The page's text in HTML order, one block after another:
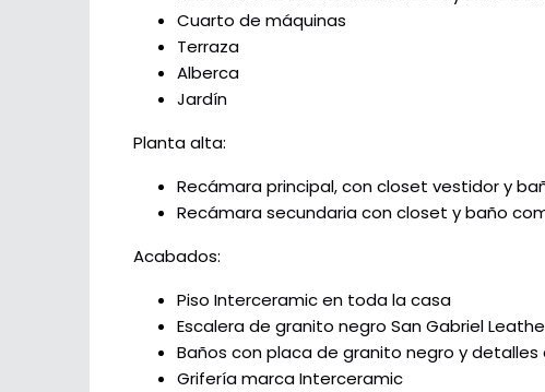
Cuarto de máquinas
Terraza
Alberca
Jardín
Planta alta:
Recámara principal, con closet vestidor y
Recámara secundaria con closet y baño
Acabados:
Piso Interceramic en toda la casa
Escalera de granito negro San Gabriel
Baños con placa de granito negro y
Grifería marca Interceramic